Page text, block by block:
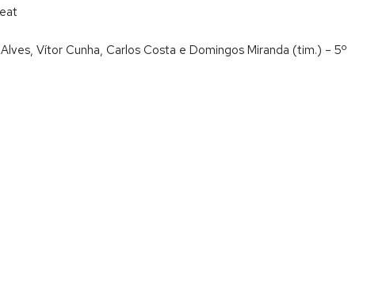
Vítor Cunha, Carlos Costa e Domingos Miranda (tim.) – 5º